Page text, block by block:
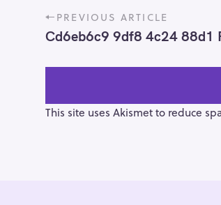
P
o
s
t
v
PREVIOUS ARTICLE
Cd6eb6c9 9df8 4c24 88d1
This site uses Akismet to reduce